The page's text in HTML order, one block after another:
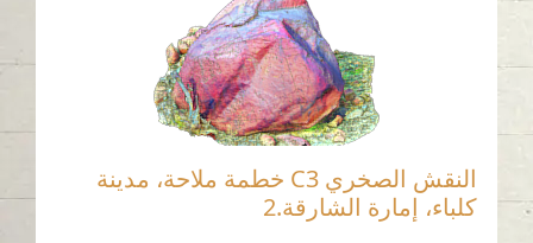
النقش الصخري C3 خطمة ملاحة، مدينة
كلباء، إمارة الشارقة.2